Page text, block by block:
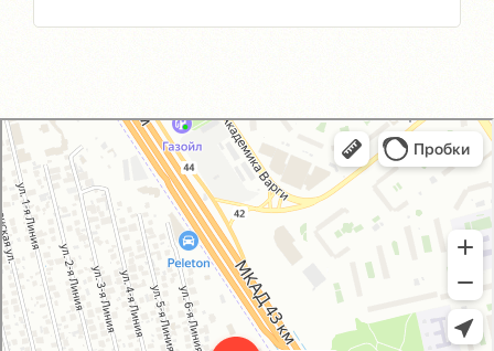
GM-City&VAG-Repair
Автосервис, автотехцентр в Москве
Магазин автозапчастей и автотоваров в Москве